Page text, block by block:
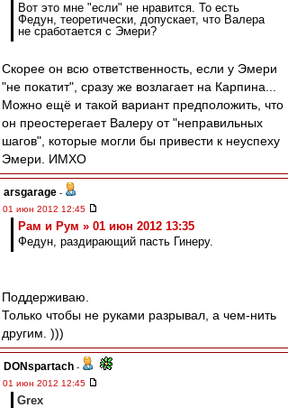
Вот это мне "если" не нравится. То есть
Федун, теоретически, допускает, что Валера
не сработается с Эмери?
Скорее он всю ответственность, если у Эмери
"не покатит", сразу же возлагает на Карпина...
Можно ещё и такой вариант предположить, что
он преостерегает Валеру от "неправильных
шагов", которые могли бы привести к неуспеху
Эмери. ИМХО
arsgarage -
01 июн 2012 12:45
Рам и Рум » 01 июн 2012 13:35
Федун, раздирающий пасть Гинеру.
Поддерживаю.
Только чтобы не руками разрывал, а чем-нить
другим. )))
DONspartach -
01 июн 2012 12:45
Grex